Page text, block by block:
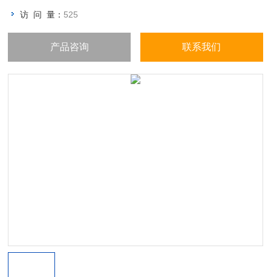
三轴快移：24/24/24m/min
访 问 量： 525
产品咨询 联系我们